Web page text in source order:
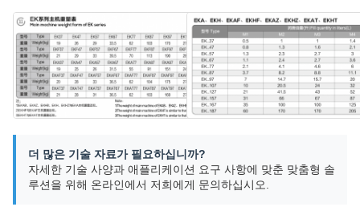
더 많은 기술 자료가 필요하십니까?
자세한 기술 사양과 애플리케이션 요구 사항에 맞춘 맞춤형 솔
루션을 위해 온라인에서 저희에게 문의하십시오.